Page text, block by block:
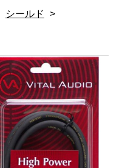
シールド >